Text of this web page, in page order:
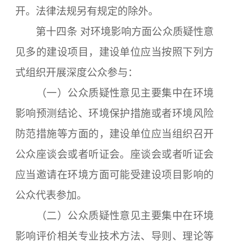
开。法律法规另有规定的除外。
第十四条 对环境影响方面公众质疑性意
见多的建设项目，建设单位应当按照下列方
式组织开展深度公众参与：
（一）公众质疑性意见主要集中在环境
影响预测结论、环境保护措施或者环境风险
防范措施等方面的，建设单位应当组织召开
公众座谈会或者听证会。座谈会或者听证会
应当邀请在环境方面可能受建设项目影响的
公众代表参加。
（二）公众质疑性意见主要集中在环境
影响评价相关专业技术方法、导则、理论等